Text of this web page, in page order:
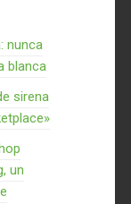
nunca
blanca
sirena
un